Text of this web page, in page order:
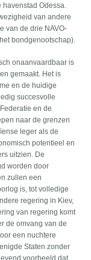
Odessa.
van andere
van de drie NAVO-
bondgenootschap).
onaanvaardbaar is
gemaakt. Het is
en de huidige
succesvolle
en de
naar de grenzen
leger als de
potentieel en
uitzien. De
worden door
zullen een
is, tot volledige
regering in Kiev,
van regering komt
de omvang van de
een nuchtere
Staten zonder
voorbeeld dat